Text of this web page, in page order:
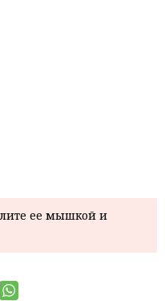
ее мышкой и